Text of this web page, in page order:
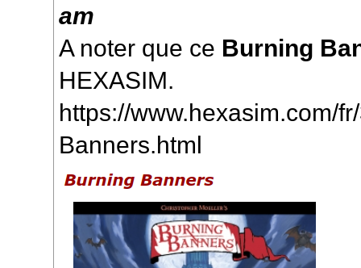
am
A noter que ce Burning
HEXASIM.
https://www.hexasim.com/
Banners.html